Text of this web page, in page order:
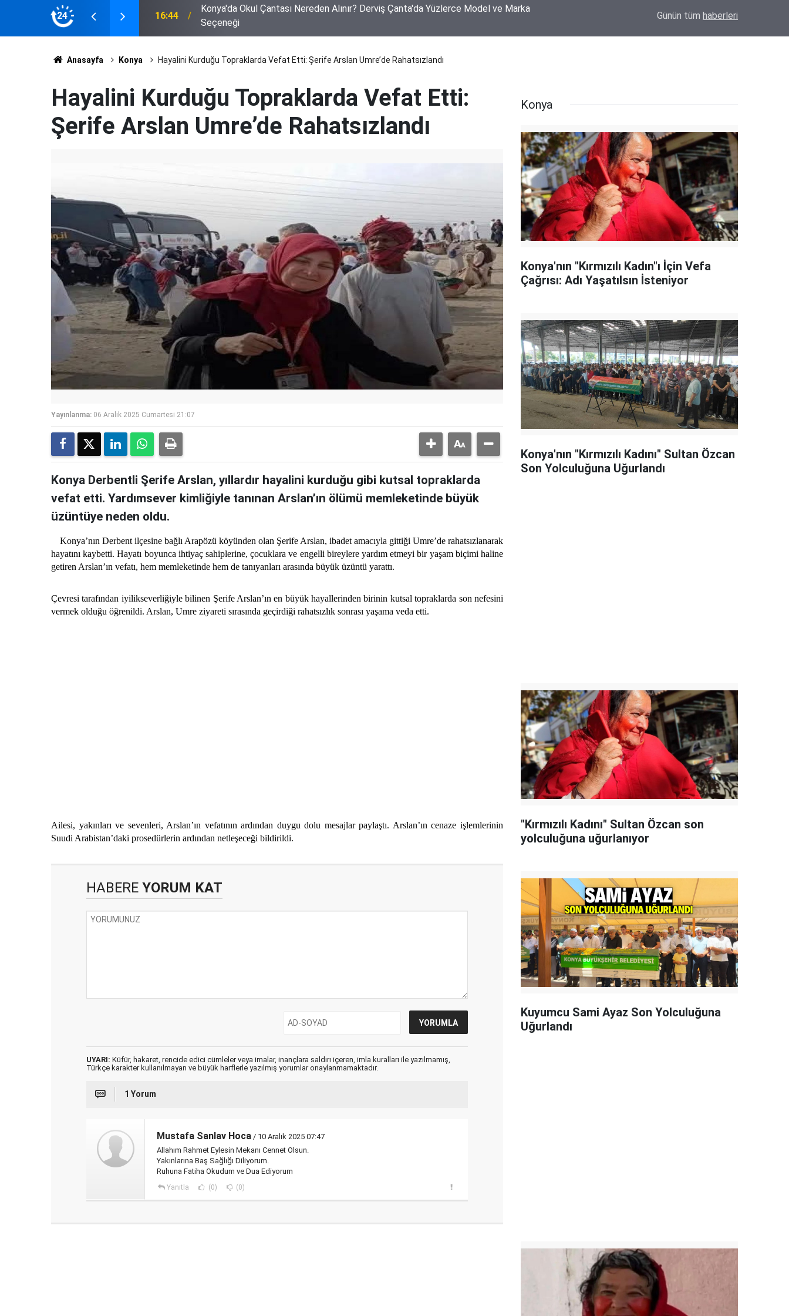
24
Her Şeyi Kaydetti 16:44
Konya'da Okul Çantası Nereden Alınır? Derviş Çanta'da Yüzlerce Model ve Marka
Seçeneği
Bor'da Yürek Yakan Yangın! 250 Küçükbaş
Günün tüm haberleri
Anasayfa Konya Hayalini Kurduğu Topraklarda Vefat Etti: Şerife Arslan Umre’de Rahatsızlandı
Hayalini Kurduğu Topraklarda Vefat Etti:
Şerife Arslan Umre’de Rahatsızlandı
Yayınlanma: 06 Aralık 2025 Cumartesi 21:07
Konya Derbentli Şerife Arslan, yıllardır hayalini kurduğu gibi kutsal topraklarda
vefat etti. Yardımsever kimliğiyle tanınan Arslan’ın ölümü memleketinde büyük
üzüntüye neden oldu.
Konya’nın Derbent ilçesine bağlı Arapözü köyünden olan Şerife Arslan, ibadet amacıyla gittiği Umre’de rahatsızlanarak
hayatını kaybetti. Hayatı boyunca ihtiyaç sahiplerine, çocuklara ve engelli bireylere yardım etmeyi bir yaşam biçimi haline
getiren Arslan’ın vefatı, hem memleketinde hem de tanıyanları arasında büyük üzüntü yarattı.
Çevresi tarafından iyilikseverliğiyle bilinen Şerife Arslan’ın en büyük hayallerinden birinin kutsal topraklarda son nefesini
vermek olduğu öğrenildi. Arslan, Umre ziyareti sırasında geçirdiği rahatsızlık sonrası yaşama veda etti.
Ailesi, yakınları ve sevenleri, Arslan’ın vefatının ardından duygu dolu mesajlar paylaştı. Arslan’ın cenaze işlemlerinin
Suudi Arabistan’daki prosedürlerin ardından netleşeceği bildirildi.
HABERE YORUM KAT
UYARI: Küfür, hakaret, rencide edici cümleler veya imalar, inançlara saldırı içeren, imla kuralları ile yazılmamış,
Türkçe karakter kullanılmayan ve büyük harflerle yazılmış yorumlar onaylanmamaktadır.
1 Yorum
Mustafa Sanlav Hoca / 10 Aralık 2025 07:47
Allahım Rahmet Eylesin Mekanı Cennet Olsun.
Yakınlarına Baş Sağlığı Diliyorum.
Ruhuna Fatiha Okudum ve Dua Ediyorum
Yanıtla (0) (0)
Konya
Konya'nın "Kırmızılı Kadın"ı İçin Vefa
Çağrısı: Adı Yaşatılsın İsteniyor
Konya'nın "Kırmızılı Kadını" Sultan Özcan
Son Yolculuğuna Uğurlandı
"Kırmızılı Kadını" Sultan Özcan son
yolculuğuna uğurlanıyor
Kuyumcu Sami Ayaz Son Yolculuğuna
Uğurlandı